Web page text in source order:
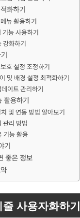
화하기
뉴 활용하기
기능 사용하기
강화하기
호 설정 조정하기
및 배경 설정 최적화하기
이트 관리하기
용하기
및 연동 방법 알아보기
관리 방법
기능 활용
기
좋은 정보
사용자화하기